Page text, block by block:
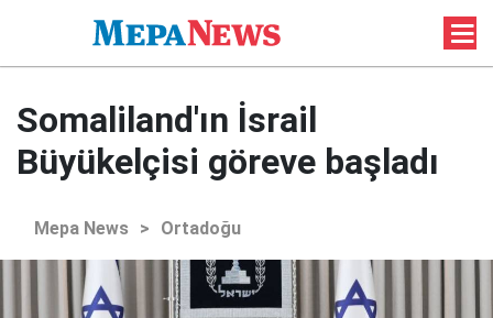
Somaliland'ın İsrail
Büyükelçisi göreve başladı
Mepa News > Ortadoğu